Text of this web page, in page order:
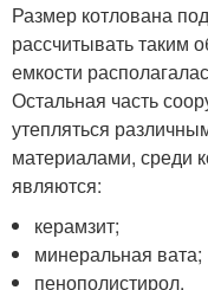
Размер котлована
рассчитывать таким
емкости
Остальная часть
утепляться
материалами, среди
являются:
керамзит;
минеральная вата;
пенополистирол.